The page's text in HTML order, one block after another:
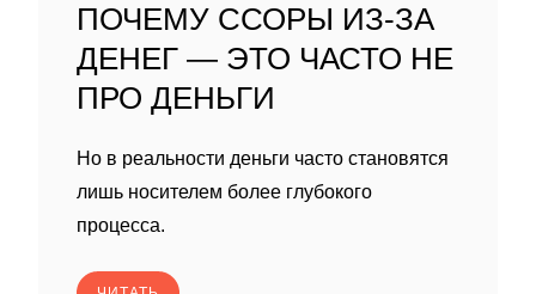
ПОЧЕМУ ССОРЫ ИЗ-ЗА
ДЕНЕГ — ЭТО ЧАСТО НЕ
ПРО ДЕНЬГИ
Но в реальности деньги часто становятся
лишь носителем более глубокого
процесса.